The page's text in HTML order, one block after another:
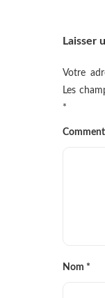
Laisser
Votre
Les
*
Nom *